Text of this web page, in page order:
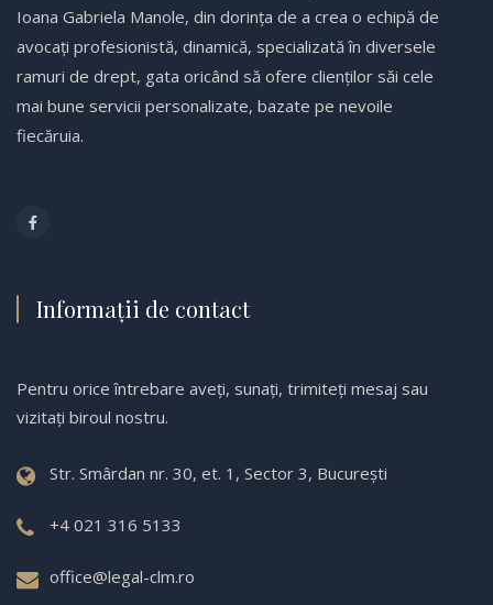
Ioana Gabriela Manole, din dorința de a crea o echipă de
avocaţi profesionistă, dinamică, specializată în diversele
ramuri de drept, gata oricând să ofere clienţilor săi cele
mai bune servicii personalizate, bazate pe nevoile
fiecăruia.
Informații de contact
Pentru orice întrebare aveți, sunați, trimiteți mesaj sau
vizitați biroul nostru.
Str. Smârdan nr. 30, et. 1, Sector 3, București
+4 021 316 5133
office@legal-clm.ro